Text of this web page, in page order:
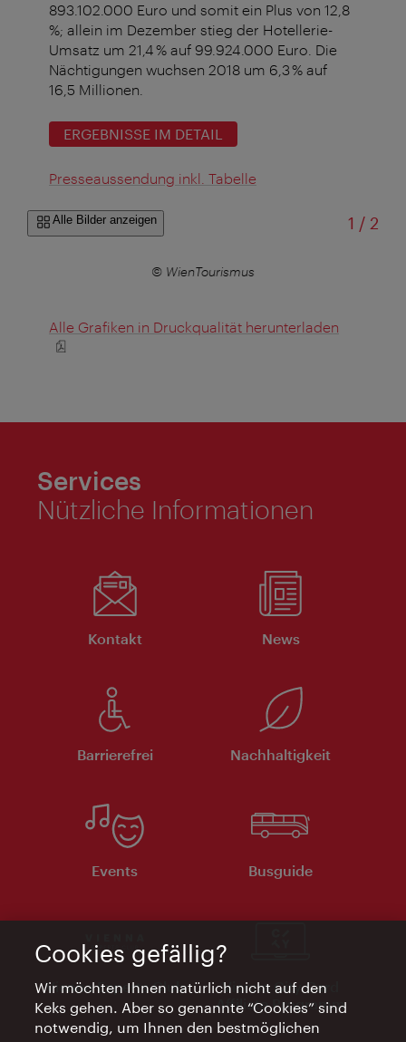
893.102.000 Euro und somit ein Plus von 12,8
%; allein im Dezember stieg der Hotellerie-
Umsatz um 21,4 % auf 99.924.000 Euro. Die
Nächtigungen wuchsen 2018 um 6,3 % auf
16,5 Millionen.
ERGEBNISSE IM DETAIL
Presseaussendung inkl. Tabelle
Alle Bilder anzeigen 1 /von
2
© WienTourismus
Alle Grafiken in Druckqualität herunterladen
Services
Nützliche Informationen
Kontakt News
Barrierefrei Nachhaltigkeit
Events Busguide
Vienna Experts Club
Vienna City Card
Affiliate Programm
Cookies gefällig?
Wir möchten Ihnen natürlich nicht auf den
Keks gehen. Aber so genannte “Cookies” sind
notwendig, um Ihnen den bestmöglichen